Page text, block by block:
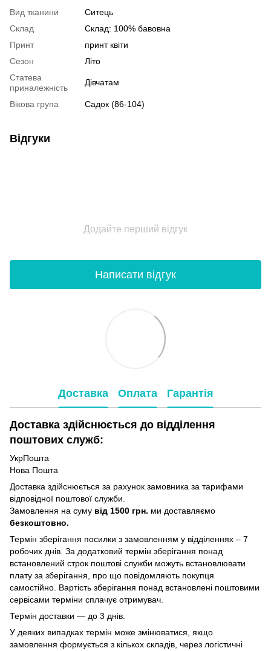
Вид тканини
Ситець
Склад
Склад: 100% бавовна
Принт
принт квіти
Сезон
Літо
Статева
приналежність
Дівчатам
Вікова група Садок (86-104)
Відгуки
Додайте перший відгук
Написати відгук
Доставка Оплата Гарантія
Доставка здійснюється до відділення
поштових служб:
УкрПошта
Нова Пошта
Доставка здійснюється за рахунок замовника за тарифами
відповідної поштової служби.
Замовлення на суму від 1500 грн. ми доставляємо
безкоштовно.
Термін зберігання посилки з замовленням у відділеннях – 7
робочих днів. За додатковий термін зберігання понад
встановлений строк поштові служби можуть встановлювати
плату за зберігання, про що повідомляють покупця
самостійно. Вартість зберігання понад вcтановлені поштовими
сервісами терміни сплачує отримувач.
Термін доставки — до 3 днів.
У деяких випадках термін може змінюватися, якщо
замовлення формується з кількох складів, через логістичні